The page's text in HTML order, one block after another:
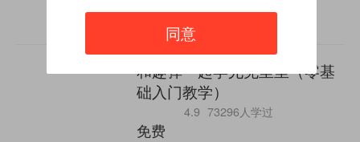
免费
和趣弹一起学尤克里里（零基
础入门教学）
4.9 73296人学过
免费
同意